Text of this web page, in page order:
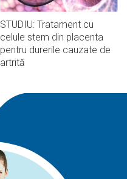
STUDIU: Tratament cu
celule stem din placenta
pentru durerile cauzate de
artrită